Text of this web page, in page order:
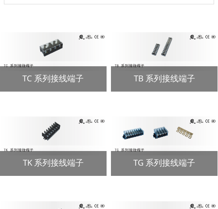
TC 系列接线端子 TB 系列接线端子
TK 系列接线端子 TG 系列接线端子